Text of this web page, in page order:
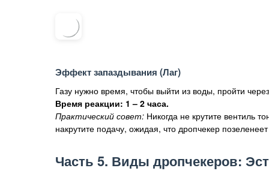
Эффект запаздывания (Лаг)
Газу нужно время, чтобы выйти из воды, пройти
Время реакции: 1 – 2 часа.
Практический совет: Никогда не крутите вентиль
накрутите подачу, ожидая, что дропчекер
Часть 5. Виды дропчекеров: